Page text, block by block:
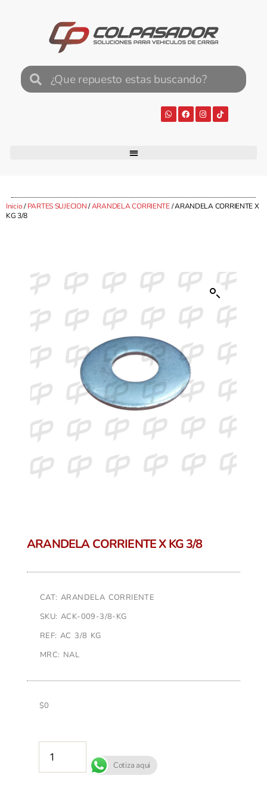
Inicio/PARTES SUJECION/ARANDELA CORRIENTE/ ARANDELA CORRIENTE X
KG 3/8
ARANDELA CORRIENTE X KG 3/8
CAT: ARANDELA CORRIENTE
SKU: ACK-009-3/8-KG
REF: AC 3/8 KG
MRC: NAL
$0
Cotiza aqui